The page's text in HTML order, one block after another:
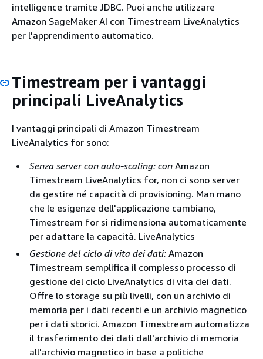
intelligence tramite JDBC. Puoi anche utilizzare
Amazon SageMaker AI con Timestream LiveAnalytics
per l'apprendimento automatico.
Timestream per i vantaggi
principali LiveAnalytics
I vantaggi principali di Amazon Timestream
LiveAnalytics for sono:
Senza server con auto-scaling: con Amazon
Timestream LiveAnalytics for, non ci sono server
da gestire né capacità di provisioning. Man mano
che le esigenze dell'applicazione cambiano,
Timestream for si ridimensiona automaticamente
per adattare la capacità. LiveAnalytics
Gestione del ciclo di vita dei dati: Amazon
Timestream semplifica il complesso processo di
gestione del ciclo LiveAnalytics di vita dei dati.
Offre lo storage su più livelli, con un archivio di
memoria per i dati recenti e un archivio magnetico
per i dati storici. Amazon Timestream automatizza
il trasferimento dei dati dall'archivio di memoria
all'archivio magnetico in base a politiche